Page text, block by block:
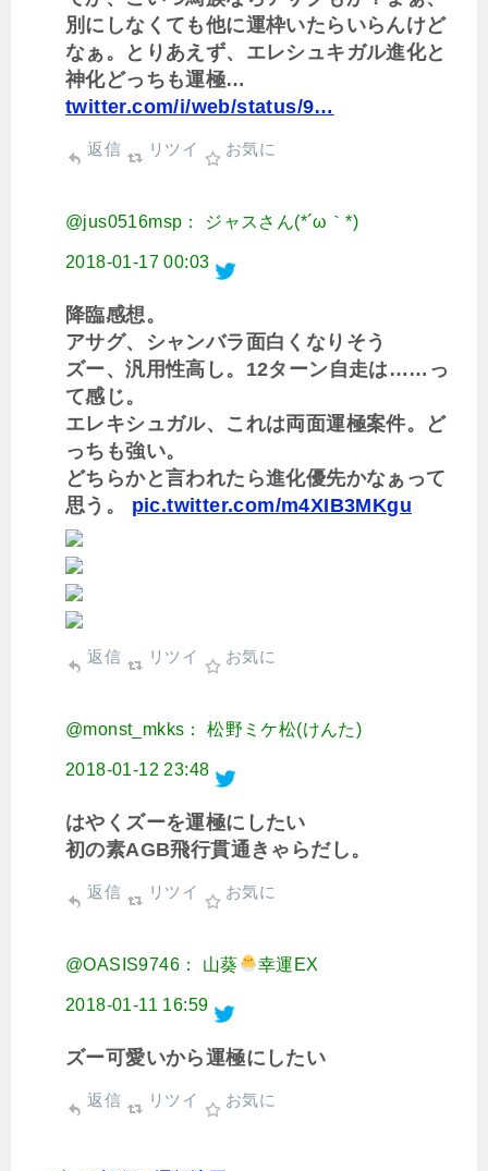
別にしなくても他に運枠いたらいらんけど
なぁ。とりあえず、エレシュキガル進化と
神化どっちも運極…
twitter.com/i/web/status/9…
返信 リツイ お気に
@jus0516msp： ジャスさん(*´ω｀*)
2018-01-17 00:03
降臨感想。
アサグ、シャンバラ面白くなりそう
ズー、汎用性高し。12ターン自走は……っ
て感じ。
エレキシュガル、これは両面運極案件。ど
っちも強い。
どちらかと言われたら進化優先かなぁって
思う。 pic.twitter.com/m4XIB3MKgu
返信 リツイ お気に
@monst_mkks： 松野ミケ松(けんた)
2018-01-12 23:48
はやくズーを運極にしたい
初の素AGB飛行貫通きゃらだし。
返信 リツイ お気に
@OASIS9746： 山葵 幸運EX
2018-01-11 16:59
ズー可愛いから運極にしたい
返信 リツイ お気に